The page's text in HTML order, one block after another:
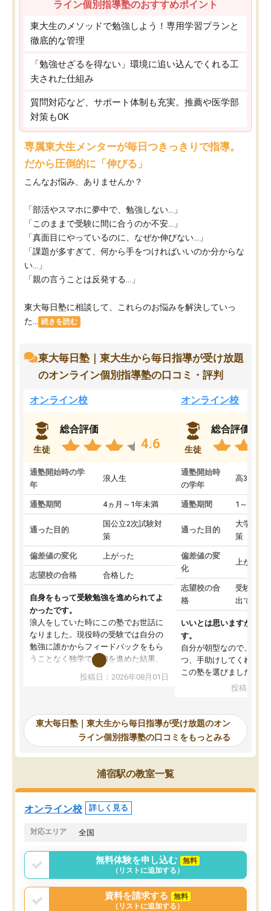
ライン個別指導塾のおすすめポイント
東大生のメソッドで勉強しよう！専用学習プランと
徹底的な管理
「勉強せざるを得ない」環境に追い込んでくれる工
夫された仕組み
質問対応など、サポート体制も充実。推薦や医学部
対策もOK
専属東大生メンターが毎日つきっきりで指導。
だから圧倒的に「伸びる」
こんなお悩み、ありませんか？
「部活やスマホに夢中で、勉強しない…」
「このままで受験に間に合うのか不安…」
「真面目にやっているのに、なぜか伸びない…」
「課題が多すぎて、何から手をつければいいのか分からな
い…」
「親の言うことは反発する…」
東大毎日塾に相談して、これらのお悩みを解決していっ
た...
続きを読む
東大毎日塾｜東大生から毎日指導が受け放題
のオンライン個別指導塾の口コミ・評判
オンライン校
生徒
総合評価
4.6
通塾開始時の学
年
浪人生
通塾期間 4ヵ月～1年未満
通った目的
国公立2次試験対
策
偏差値の変化 上がった
志望校の合格 合格した
自身をもって受験勉強を進められてよ
かったです。
浪人をしていた時にこの塾でお世話に
なりました。現役時の受験では自分の
勉強に誰かからフィードバックをもら
うことなく独学で勉強を進めた結果、
入試本番に地歴の学習が間に合わず不
合格となってしまいました。その経験
東大毎日塾にたどり着きました。学習
の長期計画や日々の勉強のやり方につ
いて客観的なアドバイスをいただけた
ので、自信をもって受験勉強を進める
ことができました。自分のように勉強
のやり方や進捗管理で苦労している方
には特におすすめしたい塾です。
投稿日：2026年08月01日
オンライン校
生徒
総合評価
通塾開始時
の学年
高3
通塾期間 1～3ヵ月
通った目的
大学入学
策
偏差値の変
化
上がった
志望校の合
格
受験して
出ていな
いいとは思いますが、料
す。
自分が朝型なので、自習
つ、手助けしてくれる設
この塾を選びました。
投稿日：
東大毎日塾｜東大生から毎日指導が受け放題のオン
ライン個別指導塾の口コミをもっとみる
浦宿駅の教室一覧
オンライン校 詳しく見る
対応エリア 全国
無料体験を申し込む
無料
（リストに追加する）
資料を請求する
無料
（リストに追加する）